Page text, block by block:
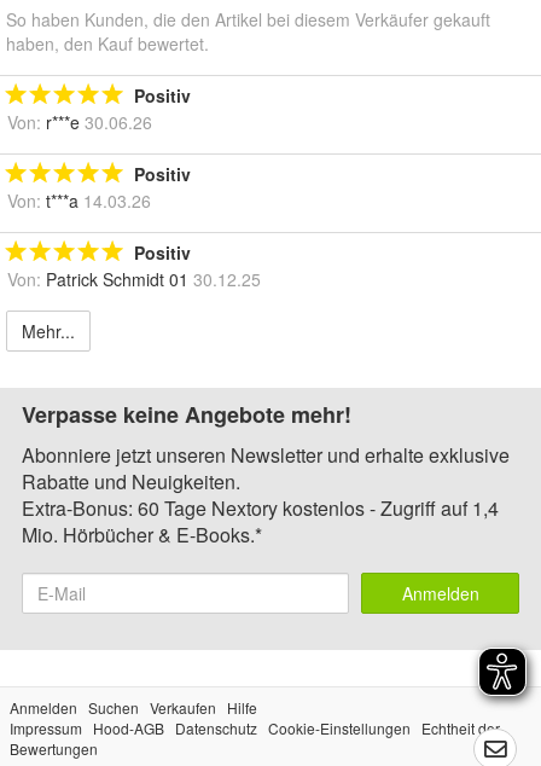
So haben Kunden, die den Artikel bei diesem Verkäufer gekauft
haben, den Kauf bewertet.
Positiv
Von: r***e 30.06.26
Positiv
Von: t***a 14.03.26
Positiv
Von: Patrick Schmidt 01 30.12.25
Mehr...
Verpasse keine Angebote mehr!
Abonniere jetzt unseren Newsletter und erhalte exklusive
Rabatte und Neuigkeiten.
Extra-Bonus: 60 Tage Nextory kostenlos - Zugriff auf 1,4
Mio. Hörbücher & E-Books.*
Anmelden
Anmelden Suchen Verkaufen
Hilfe
Impressum
Hood-AGB Datenschutz Cookie-Einstellungen
Echtheit der
Bewertungen